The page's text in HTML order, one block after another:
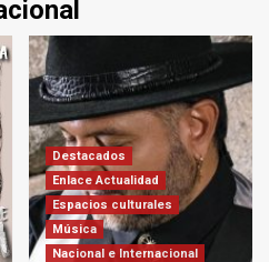
Destacados
Enlace Actualidad
Espacios culturales
Música
Nacional e Internacional